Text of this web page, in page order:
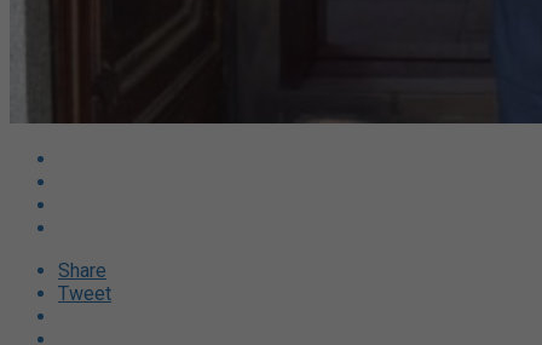
Share
Tweet